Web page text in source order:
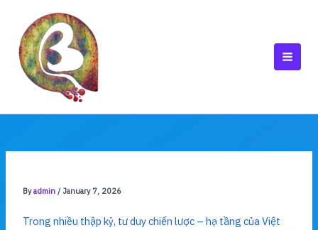
content
Byadmin / January 7, 2026
Trong nhiều thập kỷ, tư duy chiến lược – hạ tầng của Việt